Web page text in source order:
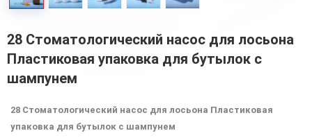
28 Стоматологический насос для лосьона
Пластиковая упаковка для бутылок с
шампунем
28 Стоматологический насос для лосьона Пластиковая
упаковка для бутылок с шампунем